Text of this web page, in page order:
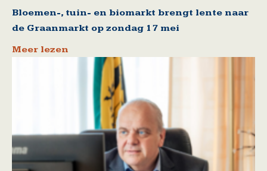
Bloemen-, tuin- en biomarkt brengt lente naar
de Graanmarkt op zondag 17 mei
Meer lezen